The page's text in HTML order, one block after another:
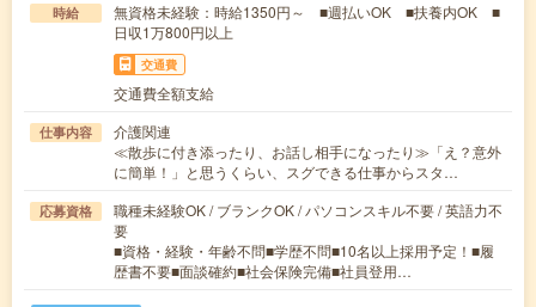
時給
無資格未経験：時給1350円～ ■週払いOK ■扶養内OK ■
日収1万800円以上
交通費
交通費全額支給
仕事内容
介護関連
≪散歩に付き添ったり、お話し相手になったり≫「え？意外
に簡単！」と思うくらい、スグできる仕事からスタ…
応募資格
職種未経験OK / ブランクOK / パソコンスキル不要 / 英語力不
要
■資格・経験・年齢不問■学歴不問■10名以上採用予定！■履
歴書不要■面談確約■社会保険完備■社員登用…